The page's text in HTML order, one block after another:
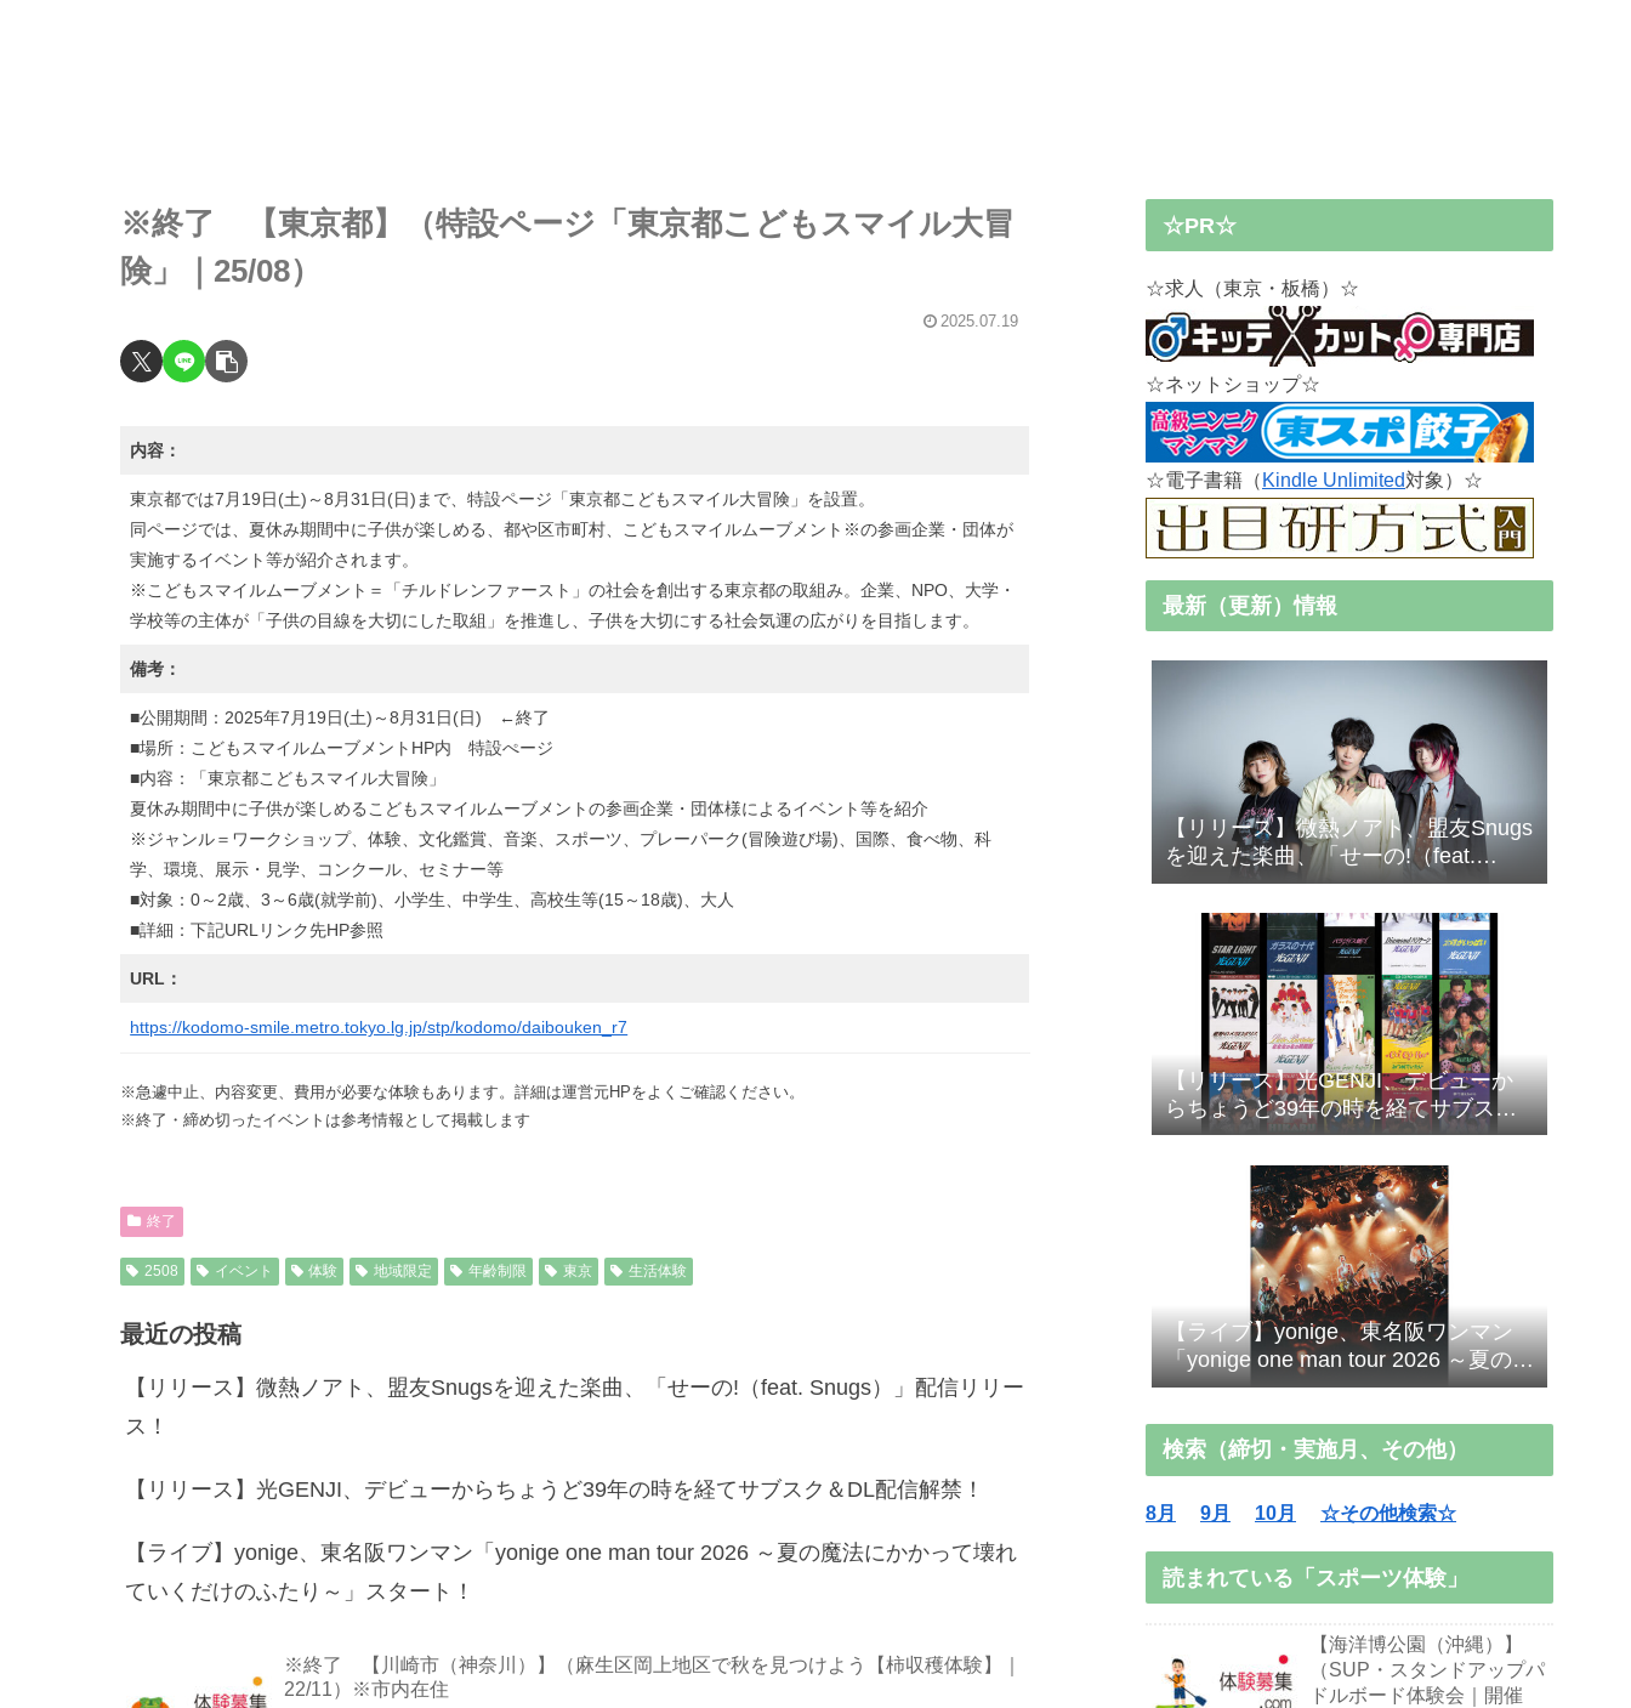
※終了 【東京都】（特設ページ「東京都こどもスマイル大冒
険」｜25/08）
2025.07.19
内容：
東京都では7月19日(土)～8月31日(日)まで、特設ページ「東京都こどもスマイル大冒険」を設置。
同ページでは、夏休み期間中に子供が楽しめる、都や区市町村、こどもスマイルムーブメント※の参画企業・団体が
実施するイベント等が紹介されます。
※こどもスマイルムーブメント＝「チルドレンファースト」の社会を創出する東京都の取組み。企業、NPO、大学・
学校等の主体が「子供の目線を大切にした取組」を推進し、子供を大切にする社会気運の広がりを目指します。
備考：
■公開期間：2025年7月19日(土)～8月31日(日) ←終了
■場所：こどもスマイルムーブメントHP内 特設ぺージ
■内容：「東京都こどもスマイル大冒険」
夏休み期間中に子供が楽しめるこどもスマイルムーブメントの参画企業・団体様によるイベント等を紹介
※ジャンル＝ワークショップ、体験、文化鑑賞、音楽、スポーツ、プレーパーク(冒険遊び場)、国際、食べ物、科
学、環境、展示・見学、コンクール、セミナー等
■対象：0～2歳、3～6歳(就学前)、小学生、中学生、高校生等(15～18歳)、大人
■詳細：下記URLリンク先HP参照
URL：
https://kodomo-smile.metro.tokyo.lg.jp/stp/kodomo/daibouken_r7
※急遽中止、内容変更、費用が必要な体験もあります。詳細は運営元HPをよくご確認ください。
※終了・締め切ったイベントは参考情報として掲載します
終了
2508 イベント 体験 地域限定 年齢制限 東京 生活体験
最近の投稿
【リリース】微熱ノアト、盟友Snugsを迎えた楽曲、「せーの!（feat. Snugs）」配信リリー
ス！
【リリース】光GENJI、デビューからちょうど39年の時を経てサブスク＆DL配信解禁！
【ライブ】yonige、東名阪ワンマン「yonige one man tour 2026 ～夏の魔法にかかって壊れ
ていくだけのふたり～」スタート！
※終了 【川崎市（神奈川）】（麻生区岡上地区で秋を見つけよう【柿収穫体験】｜
22/11）※市内在住
☆PR☆
☆求人（東京・板橋）☆
☆ネットショップ☆
☆電子書籍（Kindle Unlimited対象）☆
最新（更新）情報
【リリース】微熱ノアト、盟友Snugs
を迎えた楽曲、「せーの!（feat.
Snugs）」配信リリース！
【リリース】光GENJI、デビューか
らちょうど39年の時を経てサブスク
＆DL配信解禁！
【ライブ】yonige、東名阪ワンマン
「yonige one man tour 2026 ～夏の魔
法にかかって壊れていくだけのふた
検索（締切・実施月、その他）
8月 9月 10月 ☆その他検索☆
読まれている「スポーツ体験」
【海洋博公園（沖縄）】
（SUP・スタンドアップパ
ドルボード体験会｜開催